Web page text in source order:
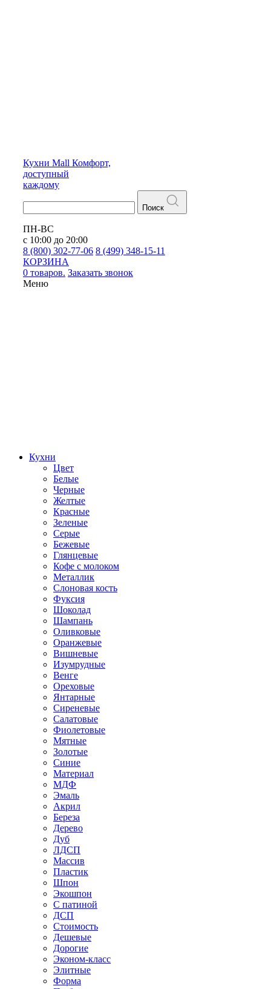
Кухни Mall Комфорт,
доступный
каждому
Поиск
ПН-ВС
с 10:00 до 20:00
8 (800) 302-77-06 8 (499) 348-15-11
КОРЗИНА
0 товаров. Заказать звонок
Меню
Кухни
Цвет
Белые
Черные
Желтые
Красные
Зеленые
Серые
Бежевые
Глянцевые
Кофе с молоком
Металлик
Слоновая кость
Фуксия
Шоколад
Шампань
Оливковые
Оранжевые
Вишневые
Изумрудные
Венге
Ореховые
Янтарные
Сиреневые
Салатовые
Фиолетовые
Мятные
Золотые
Синие
Материал
МДФ
Эмаль
Акрил
Береза
Дерево
Дуб
ЛДСП
Массив
Пластик
Шпон
Экошпон
С патиной
ДСП
Стоимость
Дешевые
Дорогие
Эконом-класс
Элитные
Форма